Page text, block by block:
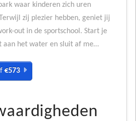
waar kinderen zich uren
zij plezier hebben, geniet jij
out in de sportschool. Start je
aan het water en sluit af me…
€573